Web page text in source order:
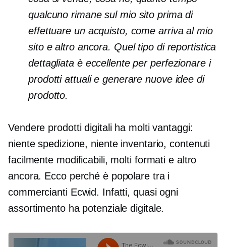
qualcuno rimane sul mio sito prima di
effettuare un acquisto, come arriva al mio
sito e altro ancora. Quel tipo di reportistica
dettagliata è eccellente per perfezionare i
prodotti attuali e generare nuove idee di
prodotto.
Vendere prodotti digitali ha molti vantaggi:
niente spedizione, niente inventario, contenuti
facilmente modificabili, molti formati e altro
ancora. Ecco perché è popolare tra i
commercianti Ecwid. Infatti, quasi ogni
assortimento ha potenziale digitale.